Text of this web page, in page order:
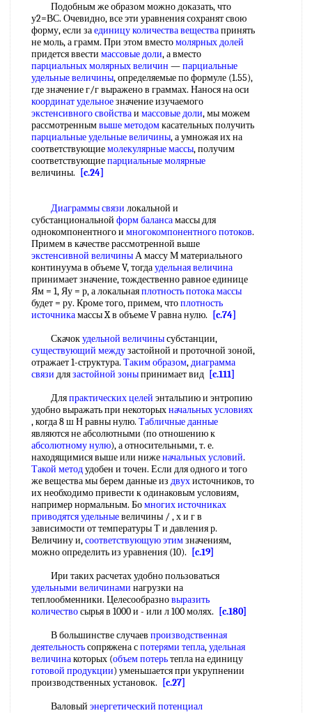
Подобным же образом можно доказать, что
у2=ВС. Очевидно, все эти уравнения сохранят свою
форму, если заединицу количества веществапринять
не моль, а грамм. При этом вместомолярных долей
придется ввести массовые доли, а вместо
парциальных молярных величин —парциальные
удельные величины, определяемые по формуле (1.55),
где значение г/г выражено в граммах. Нанося на оси
координат удельноезначение изучаемого
экстенсивного свойстваи массовые доли, мы можем
рассмотреннымвыше методомкасательных получить
парциальные удельные величины, а умножая их на
соответствующиемолекулярные массы, получим
соответствующиепарциальные молярные
величины.
[c.24]
Диаграммы связи локальной и
субстанциональной форм балансамассы для
однокомпонентного и многокомпонентного потоков.
Примем в качестве рассмотренной выше
экстенсивной величиныА массу М материального
континуума в объеме V, тогдаудельная величина
принимает значение, тождественно равное единице
Ям = 1, Яу = р, а локальнаяплотность потока массы
будет = ру. Кроме того, примем, чтоплотность
источникамассы X в объеме V равна нулю.
[c.74]
Скачокудельной величинысубстанции,
существующий междузастойной и проточной зоной,
отражает 1-структура. Таким образом,диаграмма
связи длязастойной зоныпринимает вид [c.111]
Дляпрактических целей энтальпию и энтропию
удобно выражать при некоторыхначальных условиях
, когда 8 ш Н равны нулю. Табличные данные
являются не абсолютными (по отношению к
абсолютному нулю), а относительными, т. е.
находящимися выше или ниженачальных условий.
Такой методудобен и точен. Если для одного и того
же вещества мы берем данные из двухисточников, то
их необходимо привести к одинаковым условиям,
например нормальным. Бомногих источниках
приводятся удельныевеличины / , х и г в
зависимости от температуры Т и давления р.
Величину и,соответствующую этимзначениям,
можно определить из уравнения (10).
[c.19]
Ири таких расчетах удобно пользоваться
удельными величинами нагрузки на
теплообменники. Целесообразновыразить
количествосырья в 1000 и - или л 100 молях.
[c.180]
В большинстве случаев производственная
деятельностьсопряжена спотерями тепла,удельная
величинакоторых (объем потерьтепла на единицу
готовой продукции) уменьшается при укрупнении
производственных установок.
[c.27]
Валовый энергетический потенциал